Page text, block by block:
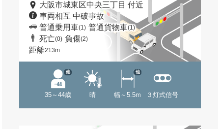
大阪市城東区中央三丁目 付近
車両相互 中破事故
普通乗用車(1) 普通貨物車(1)
死亡(0) 負傷(2)
距離213m
35～44歳
他
晴 幅～5.5m
他
３灯式信号